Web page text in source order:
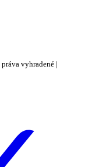
vyhradené |